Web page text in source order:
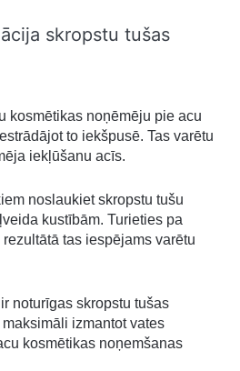
skropstu tušas
kosmētikas noņēmēju pie acu
to iekšpusē. Tas varētu
iekļūšanu acīs.
noslaukiet skropstu tušu
kustībām. Turieties pa
tas iespējams varētu
noturīgas skropstu tušas
izmantot vates
kosmētikas noņemšanas